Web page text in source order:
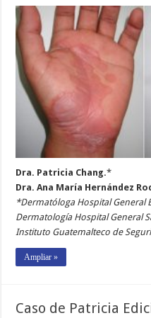
Dra. Patricia Chang.*
Dra. Ana María Hernández
*Dermatóloga Hospital General
Dermatología Hospital General
Instituto Guatemalteco de
Ampliar »
Caso de Patricia